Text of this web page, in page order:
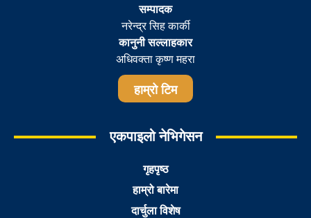
सम्पादक
नरेन्द्र सिह कार्की
कानुनी सल्लाहकार
अधिवक्ता कृष्ण महरा
हाम्रो टिम
एकपाइलो नेभिगेसन
गृहपृष्ठ
हाम्रो बारेमा
दार्चुला विशेष